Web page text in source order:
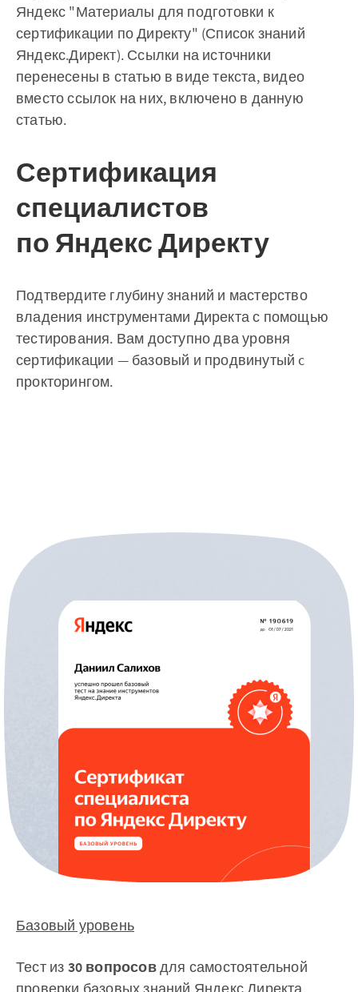
Яндекс "Материалы для подготовки к
сертификации по Директу" (Список знаний
Яндекс.Директ). Ссылки на источники
перенесены в статью в виде текста, видео
вместо ссылок на них, включено в данную
статью.
Сертификация
специалистов
по Яндекс Директу
Подтвердите глубину знаний и мастерство
владения инструментами Директа с помощью
тестирования. Вам доступно два уровня
сертификации — базовый и продвинутый c
прокторингом.
Базовый уровень
Тест из 30 вопросовдля самостоятельной
проверки базовых знаний Яндекс Директа.